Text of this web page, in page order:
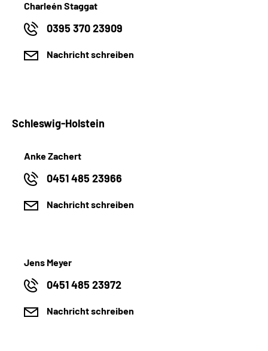
Charleén Staggat
0395 370 23909
Nachricht schreiben
Schleswig-Holstein
Anke Zachert
0451 485 23966
Nachricht schreiben
Jens Meyer
0451 485 23972
Nachricht schreiben